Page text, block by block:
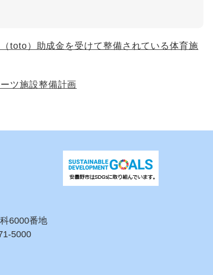
toto）助成金を受けて整備されている体育施
ツ施設整備計画
6000番地
5000